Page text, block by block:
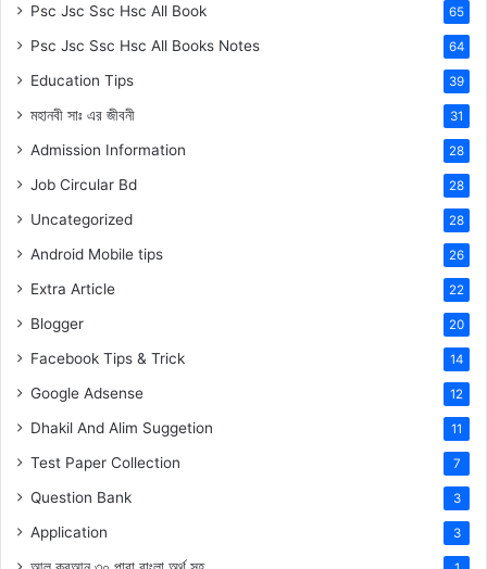
Psc Jsc Ssc Hsc All Book 65
Psc Jsc Ssc Hsc All Books Notes 64
Education Tips 39
মহানবী সাঃ এর জীবনী 31
Admission Information 28
Job Circular Bd 28
Uncategorized 28
Android Mobile tips 26
Extra Article 22
Blogger 20
Facebook Tips & Trick 14
Google Adsense 12
Dhakil And Alim Suggetion 11
Test Paper Collection 7
Question Bank 3
Application 3